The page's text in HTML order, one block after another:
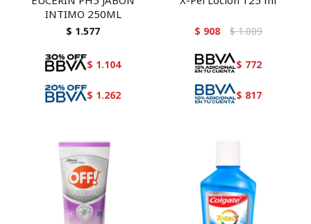
INTIMO 250ML
$ 1.577
$ 1.104
$ 1.262
$ 908 $ 1.009
$ 772
$ 817